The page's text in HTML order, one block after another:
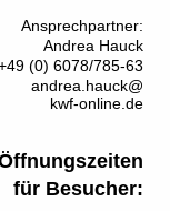
Ansprechpartner:
Andrea Hauck
(0) 6078/785-63
andrea.hauck@
kwf-online.de
für Besucher: